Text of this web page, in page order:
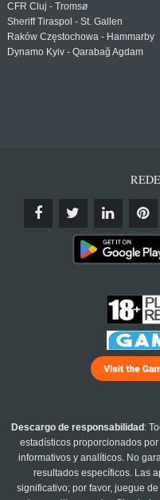
CFR Cluj - Tromsø
Sheriff Tiraspol - St. Gallen
Raków Częstochowa - Hammarby
Dynamo Kyiv - Qarabağ Agdam
Descargo de responsabilidad :
estadísticos proporcionados por
informativos y analíticos. No
resultados específicos. Las
significativo; por favor, juegue